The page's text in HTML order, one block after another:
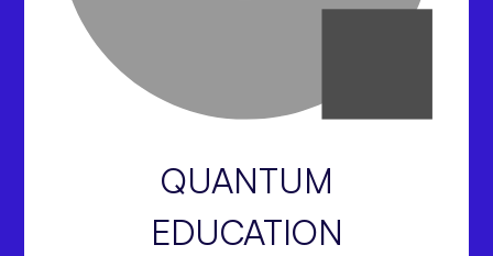
QUANTUM
EDUCATION